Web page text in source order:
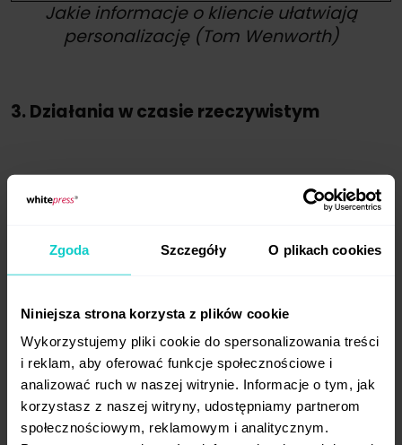
Zgoda Szczegóły O plikach cookies
Niniejsza strona korzysta z plików cookie
Wykorzystujemy pliki cookie do spersonalizowania treści
i reklam, aby oferować funkcje społecznościowe i
analizować ruch w naszej witrynie. Informacje o tym, jak
korzystasz z naszej witryny, udostępniamy partnerom
społecznościowym, reklamowym i analitycznym.
Jakie informacje o kliencie ułatwiają
personalizację (Tom Wenworth)
3. Działania w czasie rzeczywistym
Jednym z elementów context marketingu
jestreal time marketing
(pol. marketing
osadzonych w aktualnych wydarzeniach.
Mistrzem takich akcji są takie marki jak Oreo,
czy też Lego. Takie treści zwracają uwagę
odbiorców, ale dają też poczucie, że marki
nie są jakimiś odizolowanymi
od rzeczywistości tworami, a czynnie
uczestniczą w codziennym życiu odbiorców.
Dodatkowo działania typu real time